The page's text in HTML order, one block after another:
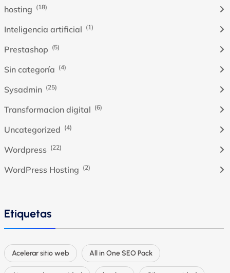
hosting (18)
Inteligencia artificial (1)
Prestashop (5)
Sin categoría (4)
Sysadmin (25)
Transformacion digital (6)
Uncategorized (4)
Wordpress (22)
WordPress Hosting (2)
Etiquetas
Acelerar sitio web All in One SEO Pack